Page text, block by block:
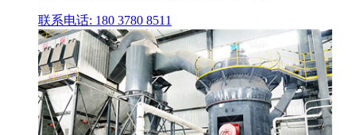
联系电话: 180 3780 8511